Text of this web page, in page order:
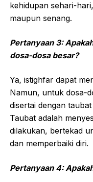
kehidupan sehari-
maupun senang.
Pertanyaan 3:
dosa-dosa besar?
Ya, istighfar dapat
Namun, untuk dosa-
disertai dengan
Taubat adalah
dilakukan, bertekad
dan memperbaiki diri.
Pertanyaan 4: